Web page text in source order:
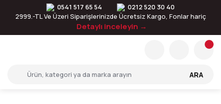
0541 517 65 54
0212 520 30 40
2999.-TL Ve Üzeri Siparişlerinizde Ücretsiz Kargo, Fonlar hariç
Detaylı inceleyin →
ARA